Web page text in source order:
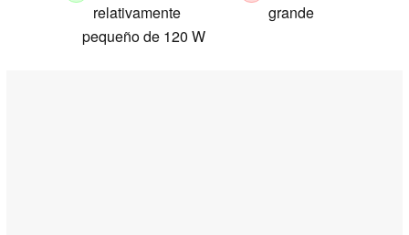
relativamente
pequeño de 120 W
grande